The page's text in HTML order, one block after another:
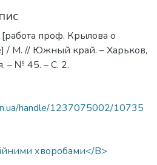
проф. Крылова о
/ М. // Южный край. – Харьков,
– № 45. – С. 2.
handle/1237075002/10735
хворобами</B>